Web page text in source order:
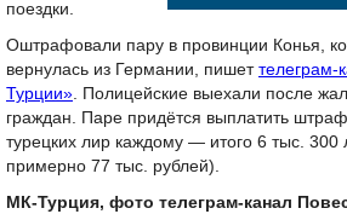
поездки.
Оштрафовали пару в провинции Конья,
вернулась из Германии, пишет телеграм-
Турции». Полицейские выехали после
граждан. Паре придётся выплатить
турецких лир каждому — итого 6 тыс. 300
примерно 77 тыс. рублей).
МК-Турция, фото телеграм-канал